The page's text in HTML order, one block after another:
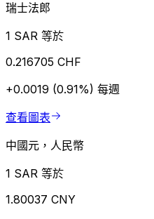
瑞士法郎
1 SAR 等於
0.216705 CHF
+0.0019 (0.91%) 每週
查看圖表
中國元，人民幣
1 SAR 等於
1.80037 CNY